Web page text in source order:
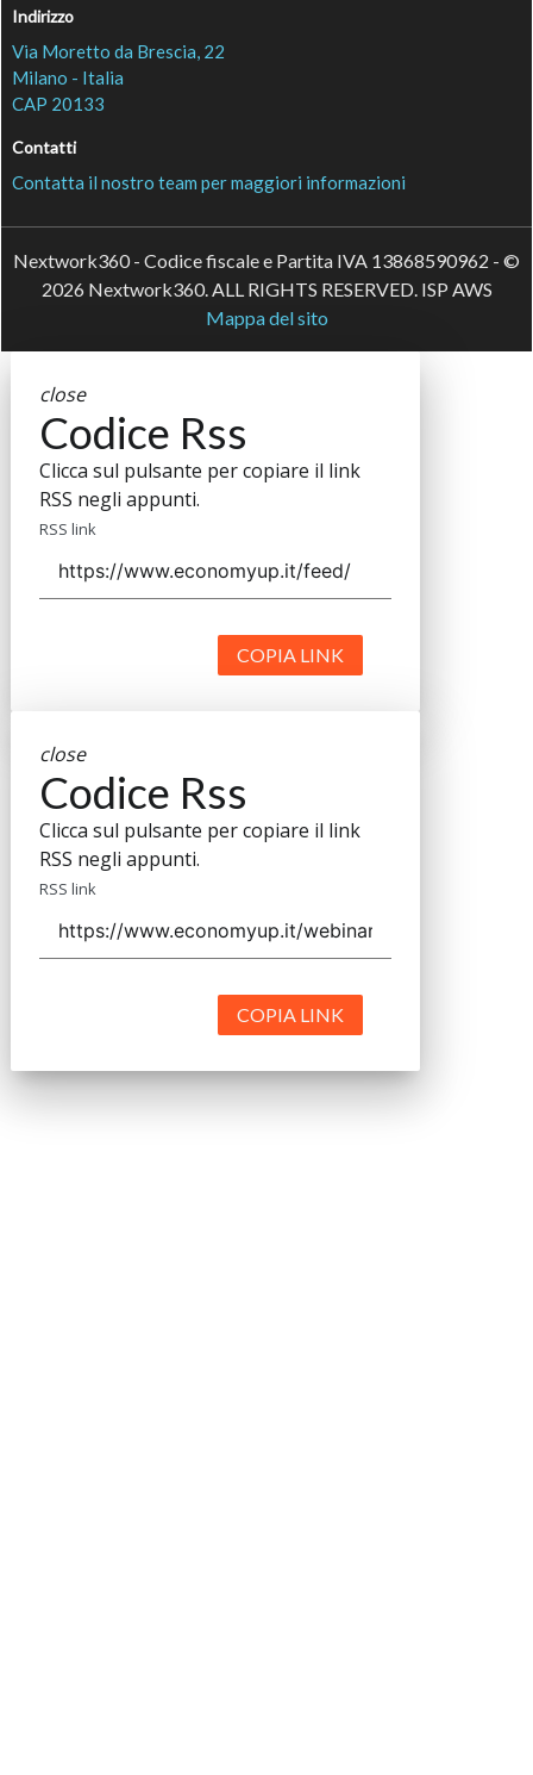
Indirizzo
Via Moretto da Brescia, 22
Milano - Italia
CAP 20133
Contatti
Contatta il nostro team per maggiori informazioni
Nextwork360 - Codice fiscale e Partita IVA 13868590962 - ©
2026 Nextwork360. ALL RIGHTS RESERVED. ISP AWS
Mappa del sito
close
Codice Rss
Clicca sul pulsante per copiare il link
RSS negli appunti.
RSS link
COPIA LINK
close
Codice Rss
Clicca sul pulsante per copiare il link
RSS negli appunti.
RSS link
COPIA LINK